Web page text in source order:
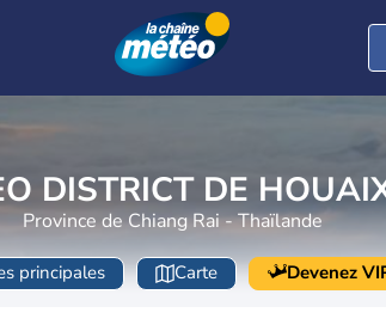
DISTRICT DE
Province de Chiang Rai - Thaïlande
principales Carte Devenez